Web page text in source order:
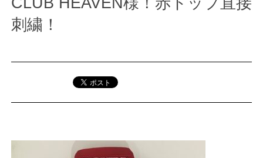
刺繍！